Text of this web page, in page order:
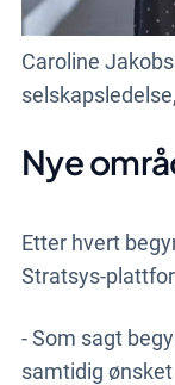
Caroline
Nye
Etter hvert
Stratsys-
- Som sagt
samtidig